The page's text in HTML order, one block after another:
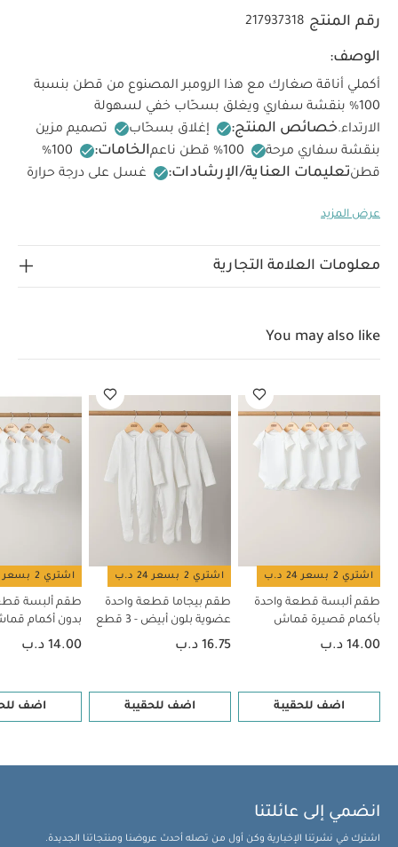
رقم المنتج 217937318
الوصف:
أكملي أناقة صغارك مع هذا الرومبر المصنوع من قطن بنسبة
100% بنقشة سفاري ويغلق بسحّاب خفي لسهولة
الارتداء.خصائص المنتج: إغلاق بسحّاب
تصميم مزين
بنقشة سفاري مرحة
الخامات:
100%
قطنتعليمات العناية/الإرشادات:
غسل على درجة حرارة
درجة حرارة منخفضة
الجانب الداخلي قد يعجبك أيضاً:
بودي سوت ومريلة سيليستيال لحديثي الولادة، 5 قطع
عرض المزيد
معلومات العلامة التجارية
You may also like
اشتري 2 بسعر 24 د.ب
طقم ألبسة قطعة واحدة
بأكمام قصيرة قماش
عضوي بلون أبيض - 5 قطع
14.00 د.ب
اضف للحقيبة
اشتري 2 بسعر 24 د.ب
طقم بيجاما قطعة واحدة
عضوية بلون أبيض - 3 قطع
16.75 د.ب
اضف للحقيبة
اشتري 2 بسعر 24 د.ب
طقم ألبسة
بدون أكمام
بلون أبيض - 5 قطع
14.00 د.ب
اضف
انضمي إلى عائلتنا
اشترك في نشرتنا الإخبارية وكن أول من تصله أحدث عروضنا ومنتجاتنا الجديدة.